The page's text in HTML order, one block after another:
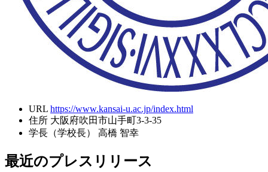
URL https://www.kansai-u.ac.jp/index.html
住所 大阪府吹田市山手町3-3-35
学長（学校長）
高橋 智幸
最近のプレスリリース